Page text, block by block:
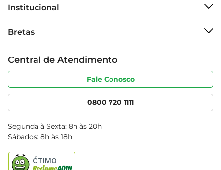
Institucional
Grupo Cencosud
Sobre privacidade
Portal do fornecedor
Cencosud Media
Bretas
Produtos Bretas
Código de ética
Serviços
Clube Bretas
Blog Bretas
Black Friday
Central de Atendimento
Fale Conosco
0800 720 1111
Segunda à Sexta: 8h às 20h
Sábados: 8h às 18h